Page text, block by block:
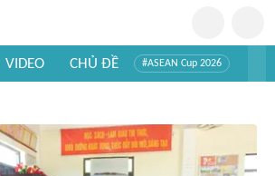
VIDEO CHỦ ĐỀ #ASEAN Cup 2026